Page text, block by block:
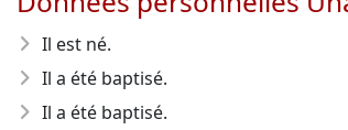
Il est né.
Il a été baptisé.
Il a été baptisé.